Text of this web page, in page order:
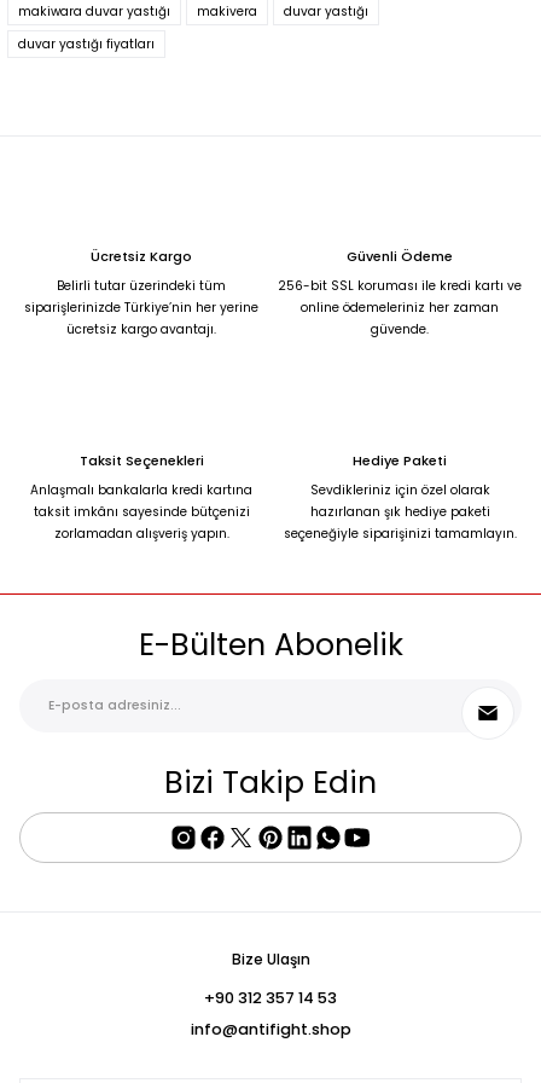
Ürün resmi kalitesiz, bozuk veya görüntülenemiyor.
M... T... | 13/07/2024
makiwara duvar yastığı
makivera
duvar yastığı
duvar yastığı fiyatları
Ücretsiz Kargo
Belirli tutar üzerindeki tüm
siparişlerinizde Türkiye’nin her yerine
ücretsiz kargo avantajı.
Güvenli Ödeme
256-bit SSL koruması ile kredi kartı ve
online ödemeleriniz her zaman
güvende.
Taksit Seçenekleri
Anlaşmalı bankalarla kredi kartına
taksit imkânı sayesinde bütçenizi
zorlamadan alışveriş yapın.
Hediye Paketi
Sevdikleriniz için özel olarak
hazırlanan şık hediye paketi
seçeneğiyle siparişinizi tamamlayın.
E-Bülten Abonelik
Bizi Takip Edin
Bize Ulaşın
+90 312 357 14 53
info@antifight.shop